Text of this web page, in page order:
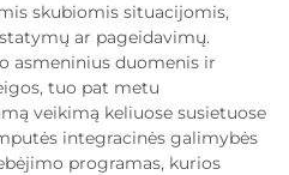
skubiomis situacijomis,
ar pageidavimų.
asmeninius duomenis ir
tuo pat metu
veikimą keliuose susietuose
integracinės galimybės
programas, kurios